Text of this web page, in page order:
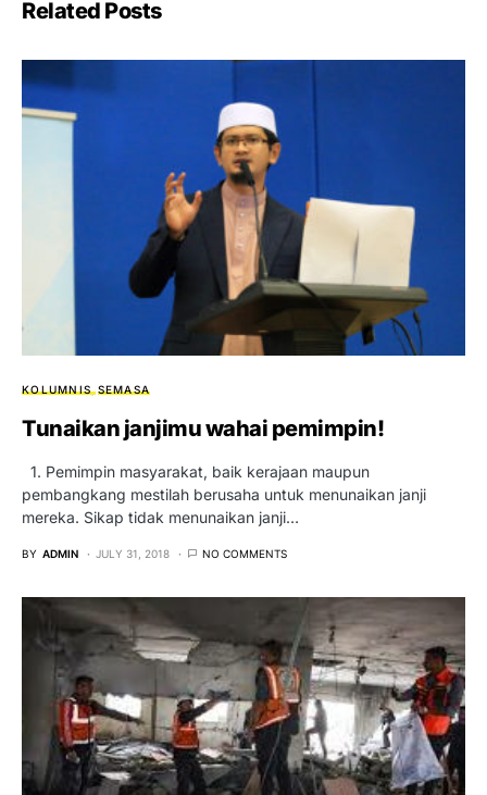
Related Posts
KOLUMNIS SEMASA
Tunaikan janjimu wahai pemimpin!
1. Pemimpin masyarakat, baik kerajaan maupun
pembangkang mestilah berusaha untuk menunaikan janji
mereka. Sikap tidak menunaikan janji…
BY ADMIN JULY 31, 2018 NO COMMENTS